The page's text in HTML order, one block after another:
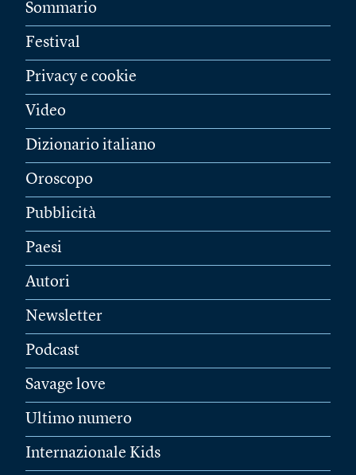
Sommario
Festival
Privacy e cookie
Video
Dizionario italiano
Oroscopo
Pubblicità
Paesi
Autori
Newsletter
Podcast
Savage love
Ultimo numero
Internazionale Kids